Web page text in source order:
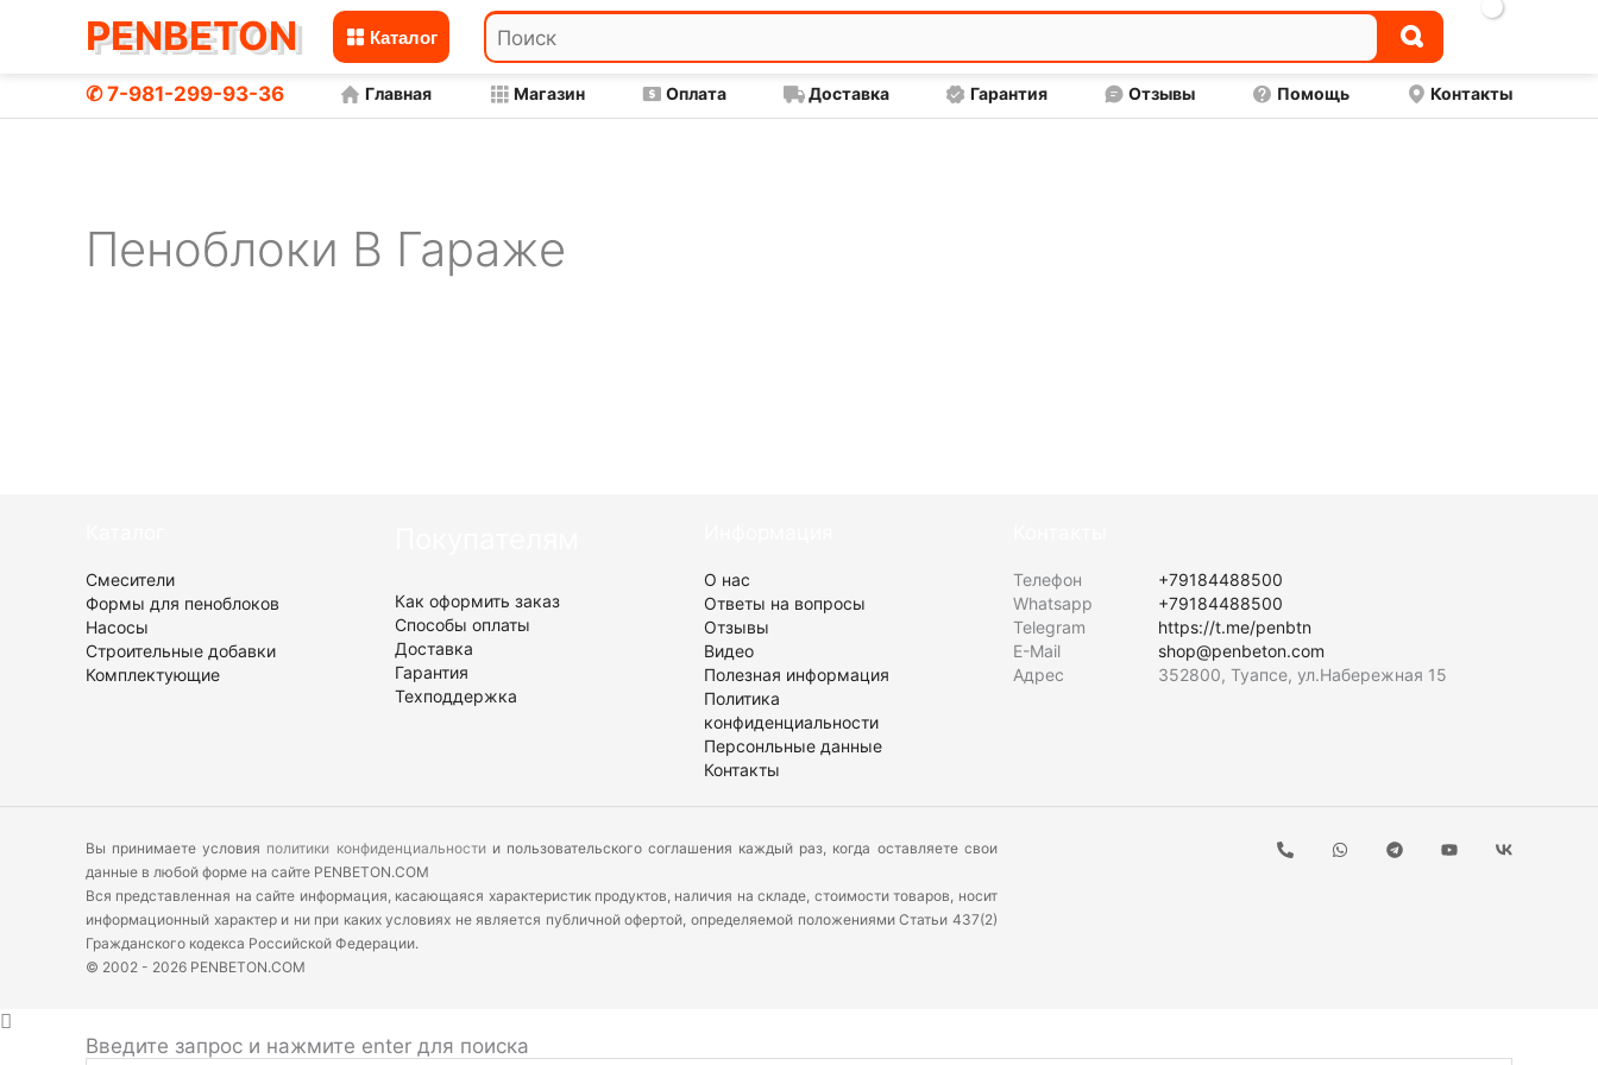
✆ 7-981-299-93-36 Главная Магазин Оплата Доставка Гарантия Отзывы Помощь Контакты
PENBETON Каталог 
содержимому
Главная пеноблоки в гараже
Пеноблоки В Гараже
Смесители
Формы для пеноблоков
Насосы
Строительные добавки
Комплектующие
Как оформить заказ
Способы оплаты
Доставка
Гарантия
Техподдержка
О нас
Ответы на вопросы
Отзывы
Видео
Полезная информация
Политика
конфиденциальности
Персонльные данные
Контакты
Телефон
+79184488500
Whatsapp
+79184488500
Telegram
https://t.me/penbtn
E-Mail
shop@penbeton.com
Адрес
352800, Туапсе, ул.Набережная 15
Вы принимаете условия политики конфиденциальностии пользовательского соглашения каждый раз, когда оставляете свои
данные в любой форме на сайте PENBETON.COM
Вся представленная на сайте информация, касающаяся характеристик продуктов, наличия на складе, стоимости товаров, носит
информационный характер и ни при каких условиях не является публичной офертой, определяемой положениями Статьи 437(2)
Гражданского кодекса Российской Федерации.
© 2002 - 2026 PENBETON.COM
Введите запрос и нажмите enter для поиска